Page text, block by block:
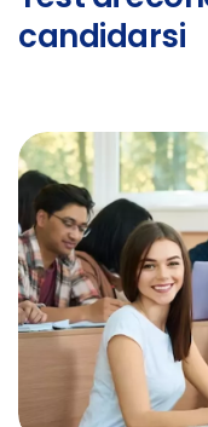
candidarsi